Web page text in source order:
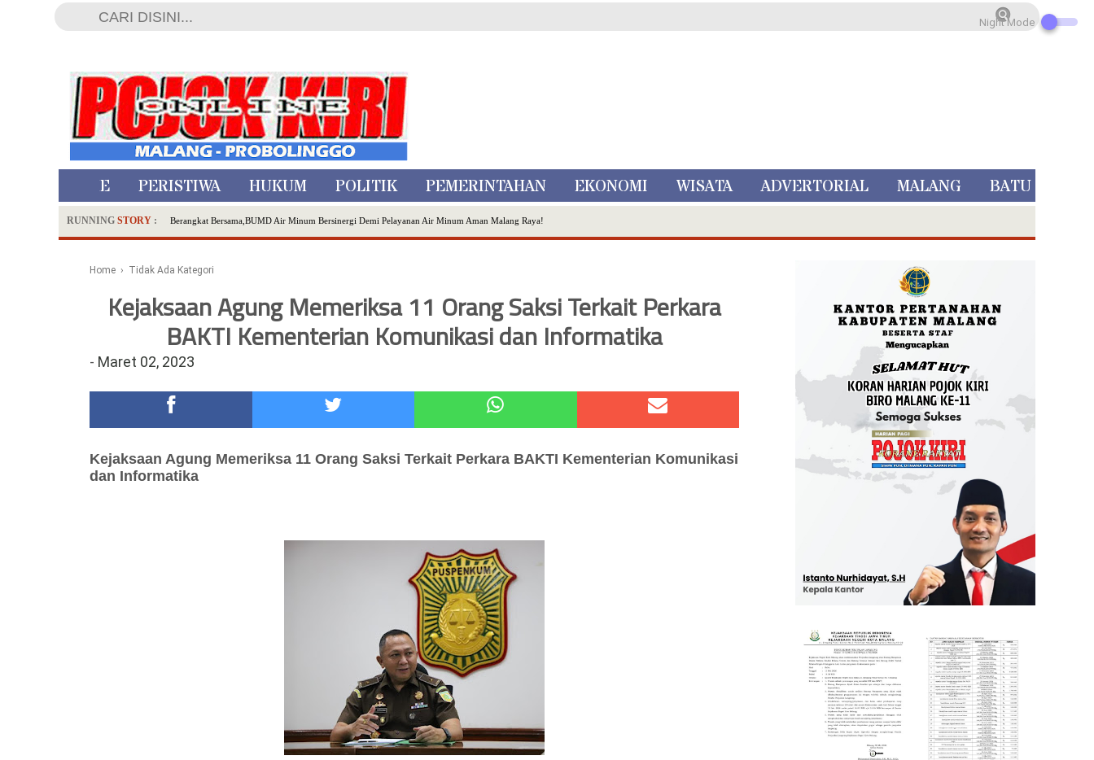
HOME PERISTIWA HUKUM POLITIK PEMERINTAHAN EKONOMI WISATA ADVERTORIAL MALANG BATU
RUNNING STORY : Berangkat Bersama,BUMD Air Minum Bersinergi Demi Pelayanan Air Minum Aman Malang Raya!
Dua Pelaku Pembunuhan Manusia Silver di Probolinggo Ditangkap di Kediri,Satu Buron
Hadirkan Tujuh Sapta Pesona Wisata di Amfiteater, Mikutopia Buka Rekrutmen Karyawan,Berikut Kualifikasinya
Polsek Wonoasih Perkuat Ketahanan Pangan Lewat Dialog Bersama Petani
RILIS RAPAT PLENO TERBUKA PEMUTAKHIRAN DATA PEMILIH BERKELANJUTAN (PDPB) TRIWULAN II
Tugu Tirta Usung 'Smart Water City' di Indonesia City Expo APEKSI XVIII Medan
DKD PERADI Malang Jatuhkan Putusan Pelanggaran Kode Etik Advokat, Abd. Aziz Divonis Bersalah
Home › Tidak Ada Kategori
Kejaksaan Agung Memeriksa 11 Orang Saksi Terkait Perkara
BAKTI Kementerian Komunikasi dan Informatika
- Maret 02, 2023
Kejaksaan Agung Memeriksa 11 Orang Saksi Terkait Perkara BAKTI Kementerian Komunikasi
dan Informatika
Night Mode